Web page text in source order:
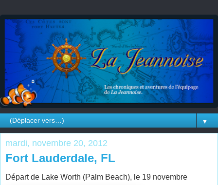
▼
mardi, novembre 20, 2012
Fort Lauderdale, FL
Départ de Lake Worth (Palm Beach), le 19 novembre